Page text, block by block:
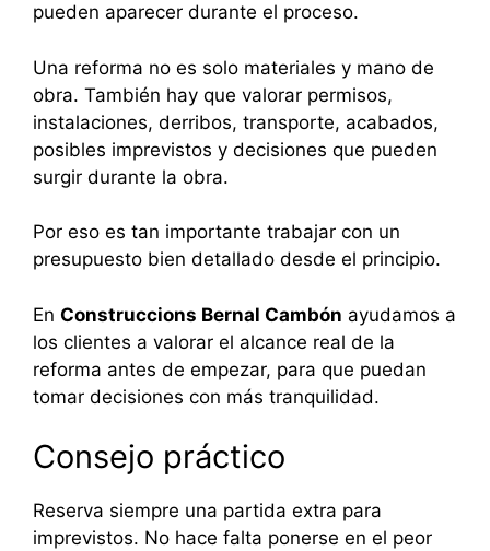
pueden aparecer durante el proceso.
Una reforma no es solo materiales y mano de
obra. También hay que valorar permisos,
instalaciones, derribos, transporte, acabados,
posibles imprevistos y decisiones que pueden
surgir durante la obra.
Por eso es tan importante trabajar con un
presupuesto bien detallado desde el principio.
En Construccions Bernal Cambón ayudamos a
los clientes a valorar el alcance real de la
reforma antes de empezar, para que puedan
tomar decisiones con más tranquilidad.
Consejo práctico
Reserva siempre una partida extra para
imprevistos. No hace falta ponerse en el peor